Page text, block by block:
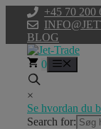
indhold
+45 70 200
BLOG
0
×
Se hvordan du
Search for: